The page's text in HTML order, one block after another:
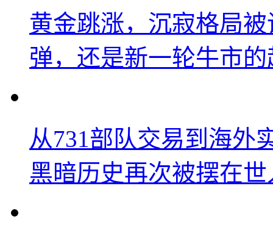
黄金跳涨，沉寂格局
弹，还是新一轮牛市
从731部队交易到海外
黑暗历史再次被摆在